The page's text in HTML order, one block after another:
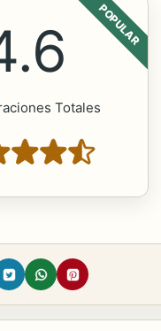
POPULAR
Totales